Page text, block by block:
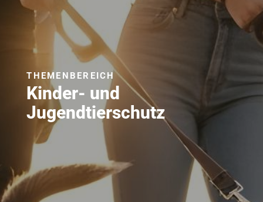
Kinder- und
Jugendtierschutz
THEMENBEREICH